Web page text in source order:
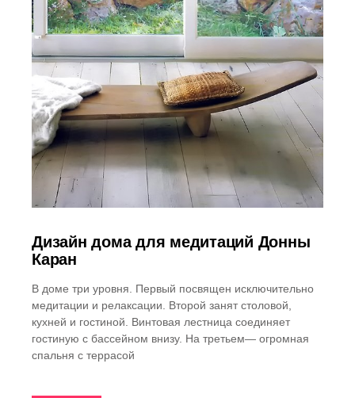
Дизайн дома для медитаций Донны
Каран
В доме три уровня. Первый посвящен исключительно
медитации и релаксации. Второй занят столовой,
кухней и гостиной. Винтовая лестница соединяет
гостиную с бассейном внизу. На третьем— огромная
спальня с террасой